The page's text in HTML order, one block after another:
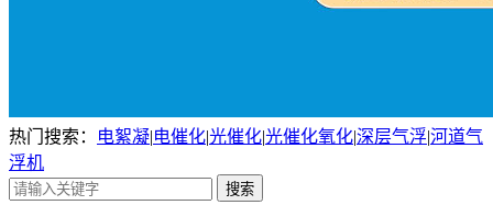
热门搜索： 电絮凝|电催化|光催化|光催化氧化|深层气浮|河道气
浮机